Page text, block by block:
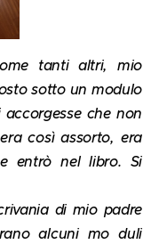
tanti altri, mio
sotto un modulo
che non
così assorto, era
entrò nel libro. Si
di mio padre
alcuni mo duli